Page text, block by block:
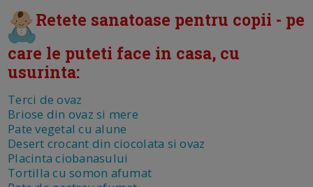
Retete sanatoase pentru copii - pe
care le puteti face in casa, cu
usurinta:
Terci de ovaz
Briose din ovaz si mere
Pate vegetal cu alune
Desert crocant din ciocolata si ovaz
Placinta ciobanasului
Tortilla cu somon afumat